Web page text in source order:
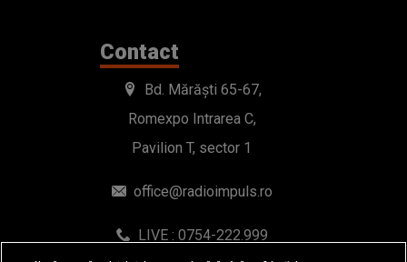
Contact
Bd. Mărăști 65-67,
Romexpo Intrarea C,
Pavilion T, sector 1
office@radioimpuls.ro
LIVE : 0754-222.999